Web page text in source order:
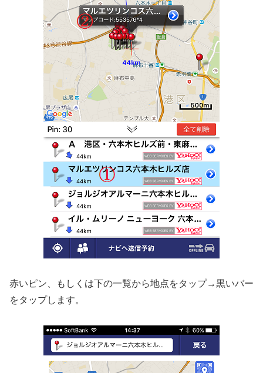
赤いピン、もしくは下の一覧から地点をタップ→黒いバー
をタップします。